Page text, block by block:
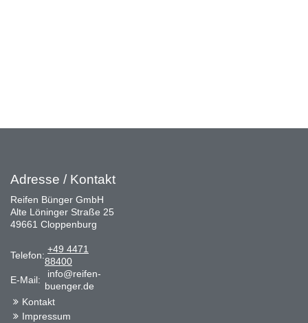
Adresse / Kontakt
Reifen Bünger GmbH
Alte Löninger Straße 25
49661 Cloppenburg
Telefon:
+49 4471
88400
E-Mail:
info@reifen-
buenger.de
Kontakt
Impressum